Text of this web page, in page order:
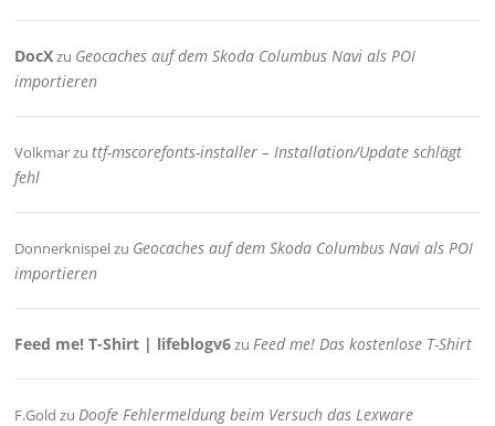
DocXzu Geocaches auf dem Skoda Columbus Navi als POI
importieren
Volkmarzuttf-mscorefonts-installer – Installation/Update schlägt
fehl
Donnerknispelzu Geocaches auf dem Skoda Columbus Navi als POI
importieren
Feed me! T-Shirt | lifeblogv6zuFeed me! Das kostenlose T-Shirt
F.Gold zuDoofe Fehlermeldung beim Versuch das Lexware